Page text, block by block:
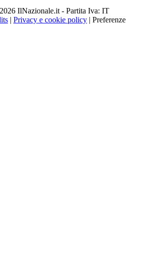
IlNazionale.it - Partita Iva: IT
| Privacy e cookie policy | Preferenze